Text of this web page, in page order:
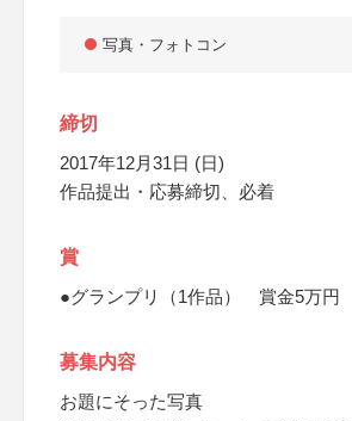
写真・フォトコン
締切
2017年12月31日 (日)
作品提出・応募締切、必着
賞
●グランプリ（1作品） 賞金5万円
募集内容
お題にそった写真